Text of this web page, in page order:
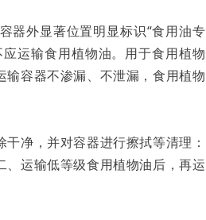
器外显著位置明显标识“食用油专
运输食用植物油。用于食用植物
容器不渗漏、不泄漏，食用植物
净，并对容器进行擦拭等清理：
运输低等级食用植物油后，再运